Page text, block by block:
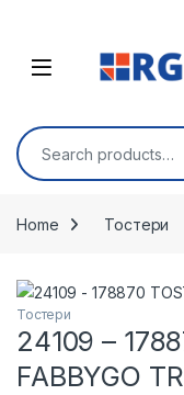
Open
Search for:
Home Тостери
Тостери
24109 –
FABBYGO